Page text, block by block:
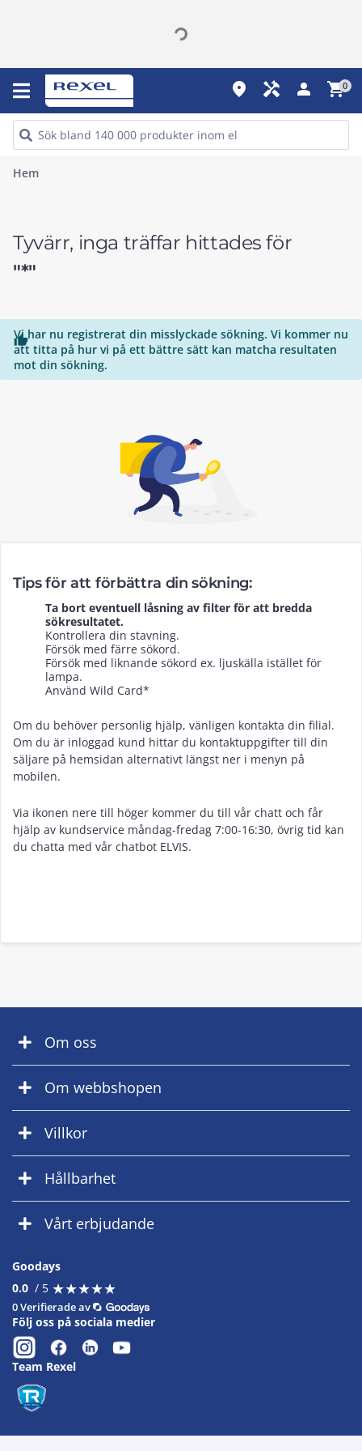
place handyman person shopping_cart0
Hem
Tyvärr, inga träffar hittades för
"*"

Vi har nu registrerat din misslyckade sökning. Vi kommer nu
att titta på hur vi på ett bättre sätt kan matcha resultaten
mot din sökning.
Tips för att förbättra din sökning:
Ta bort eventuell låsning av filter för att bredda
sökresultatet.
Kontrollera din stavning.
Försök med färre sökord.
Försök med liknande sökord ex. ljuskälla istället för
lampa.
Använd Wild Card*
Om du behöver personlig hjälp, vänligen kontakta din filial.
Om du är inloggad kund hittar du kontaktuppgifter till din
säljare på hemsidan alternativt längst ner i menyn på
mobilen.
Via ikonen nere till höger kommer du till vår chatt och får
hjälp av kundservice måndag-fredag 7:00-16:30, övrig tid kan
du chatta med vår chatbot ELVIS.
Om oss
Om webbshopen
Villkor
Hållbarhet
Vårt erbjudande
Goodays
0.0 / 5 ★★★★★
★★★★★
0 Verifierade av
Följ oss på sociala medier
Team Rexel